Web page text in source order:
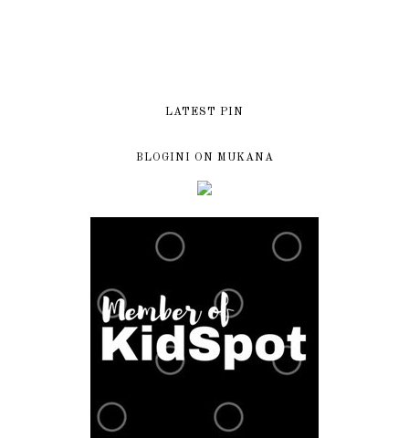
LATEST PIN
BLOGINI ON MUKANA